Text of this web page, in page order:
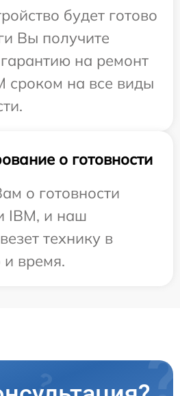
будет готово
Вы получите
на ремонт
сроком на все виды
о готовности
о готовности
IBM, и наш
технику в
и время.